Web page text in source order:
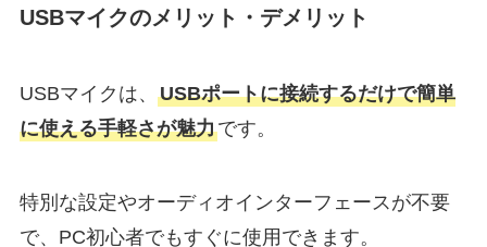
USBマイクのメリット・デメリット
USBマイクは、 USBポートに接続するだけで簡単
に使える手軽さが魅力です。
特別な設定やオーディオインターフェースが不要
で、PC初心者でもすぐに使用できます。